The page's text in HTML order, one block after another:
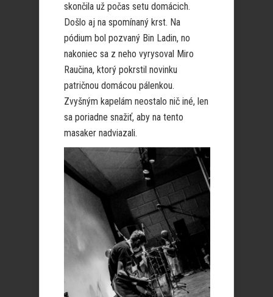
skončila už počas setu domácich.
Došlo aj na spomínaný krst. Na
pódium bol pozvaný Bin Ladin, no
nakoniec sa z neho vyrysoval Miro
Raučina, ktorý pokrstil novinku
patričnou domácou pálenkou.
Zvyšným kapelám neostalo nič iné, len
sa poriadne snažiť, aby na tento
masaker nadviazali.